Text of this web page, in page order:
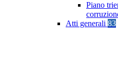
Piano
Atti generali 83